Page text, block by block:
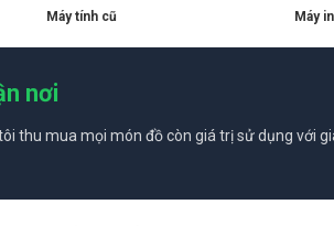
Máy tính cũ Máy
nơi
thu mua mọi món đồ còn giá trị sử dụng với